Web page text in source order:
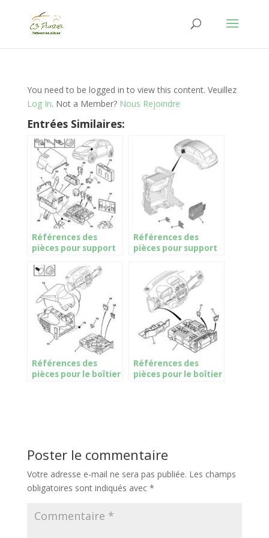
You need to be logged in to view this content. Veuillez
Log In. Not a Member? Nous Rejoindre
Entrées Similaires:
Références des
pièces pour support
a fusibles
Références des
pièces pour support
Références des
pièces pour le boîtier
Références des
pièces pour le boîtier
Poster le commentaire
Votre adresse e-mail ne sera pas publiée. Les champs
obligatoires sont indiqués avec *